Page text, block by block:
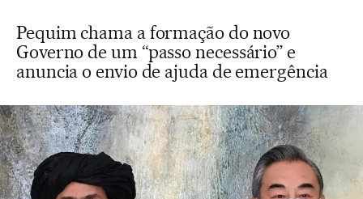
Pequim chama a formação do novo
Governo de um “passo necessário” e
anuncia o envio de ajuda de emergência